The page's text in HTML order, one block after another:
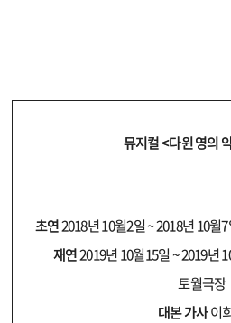
뮤지컬 <다윈 영의
초연2018년 10월2일 ~ 2018년 10월
재연2019년 10월15일 ~ 2019년
토월극장
대본 가사이